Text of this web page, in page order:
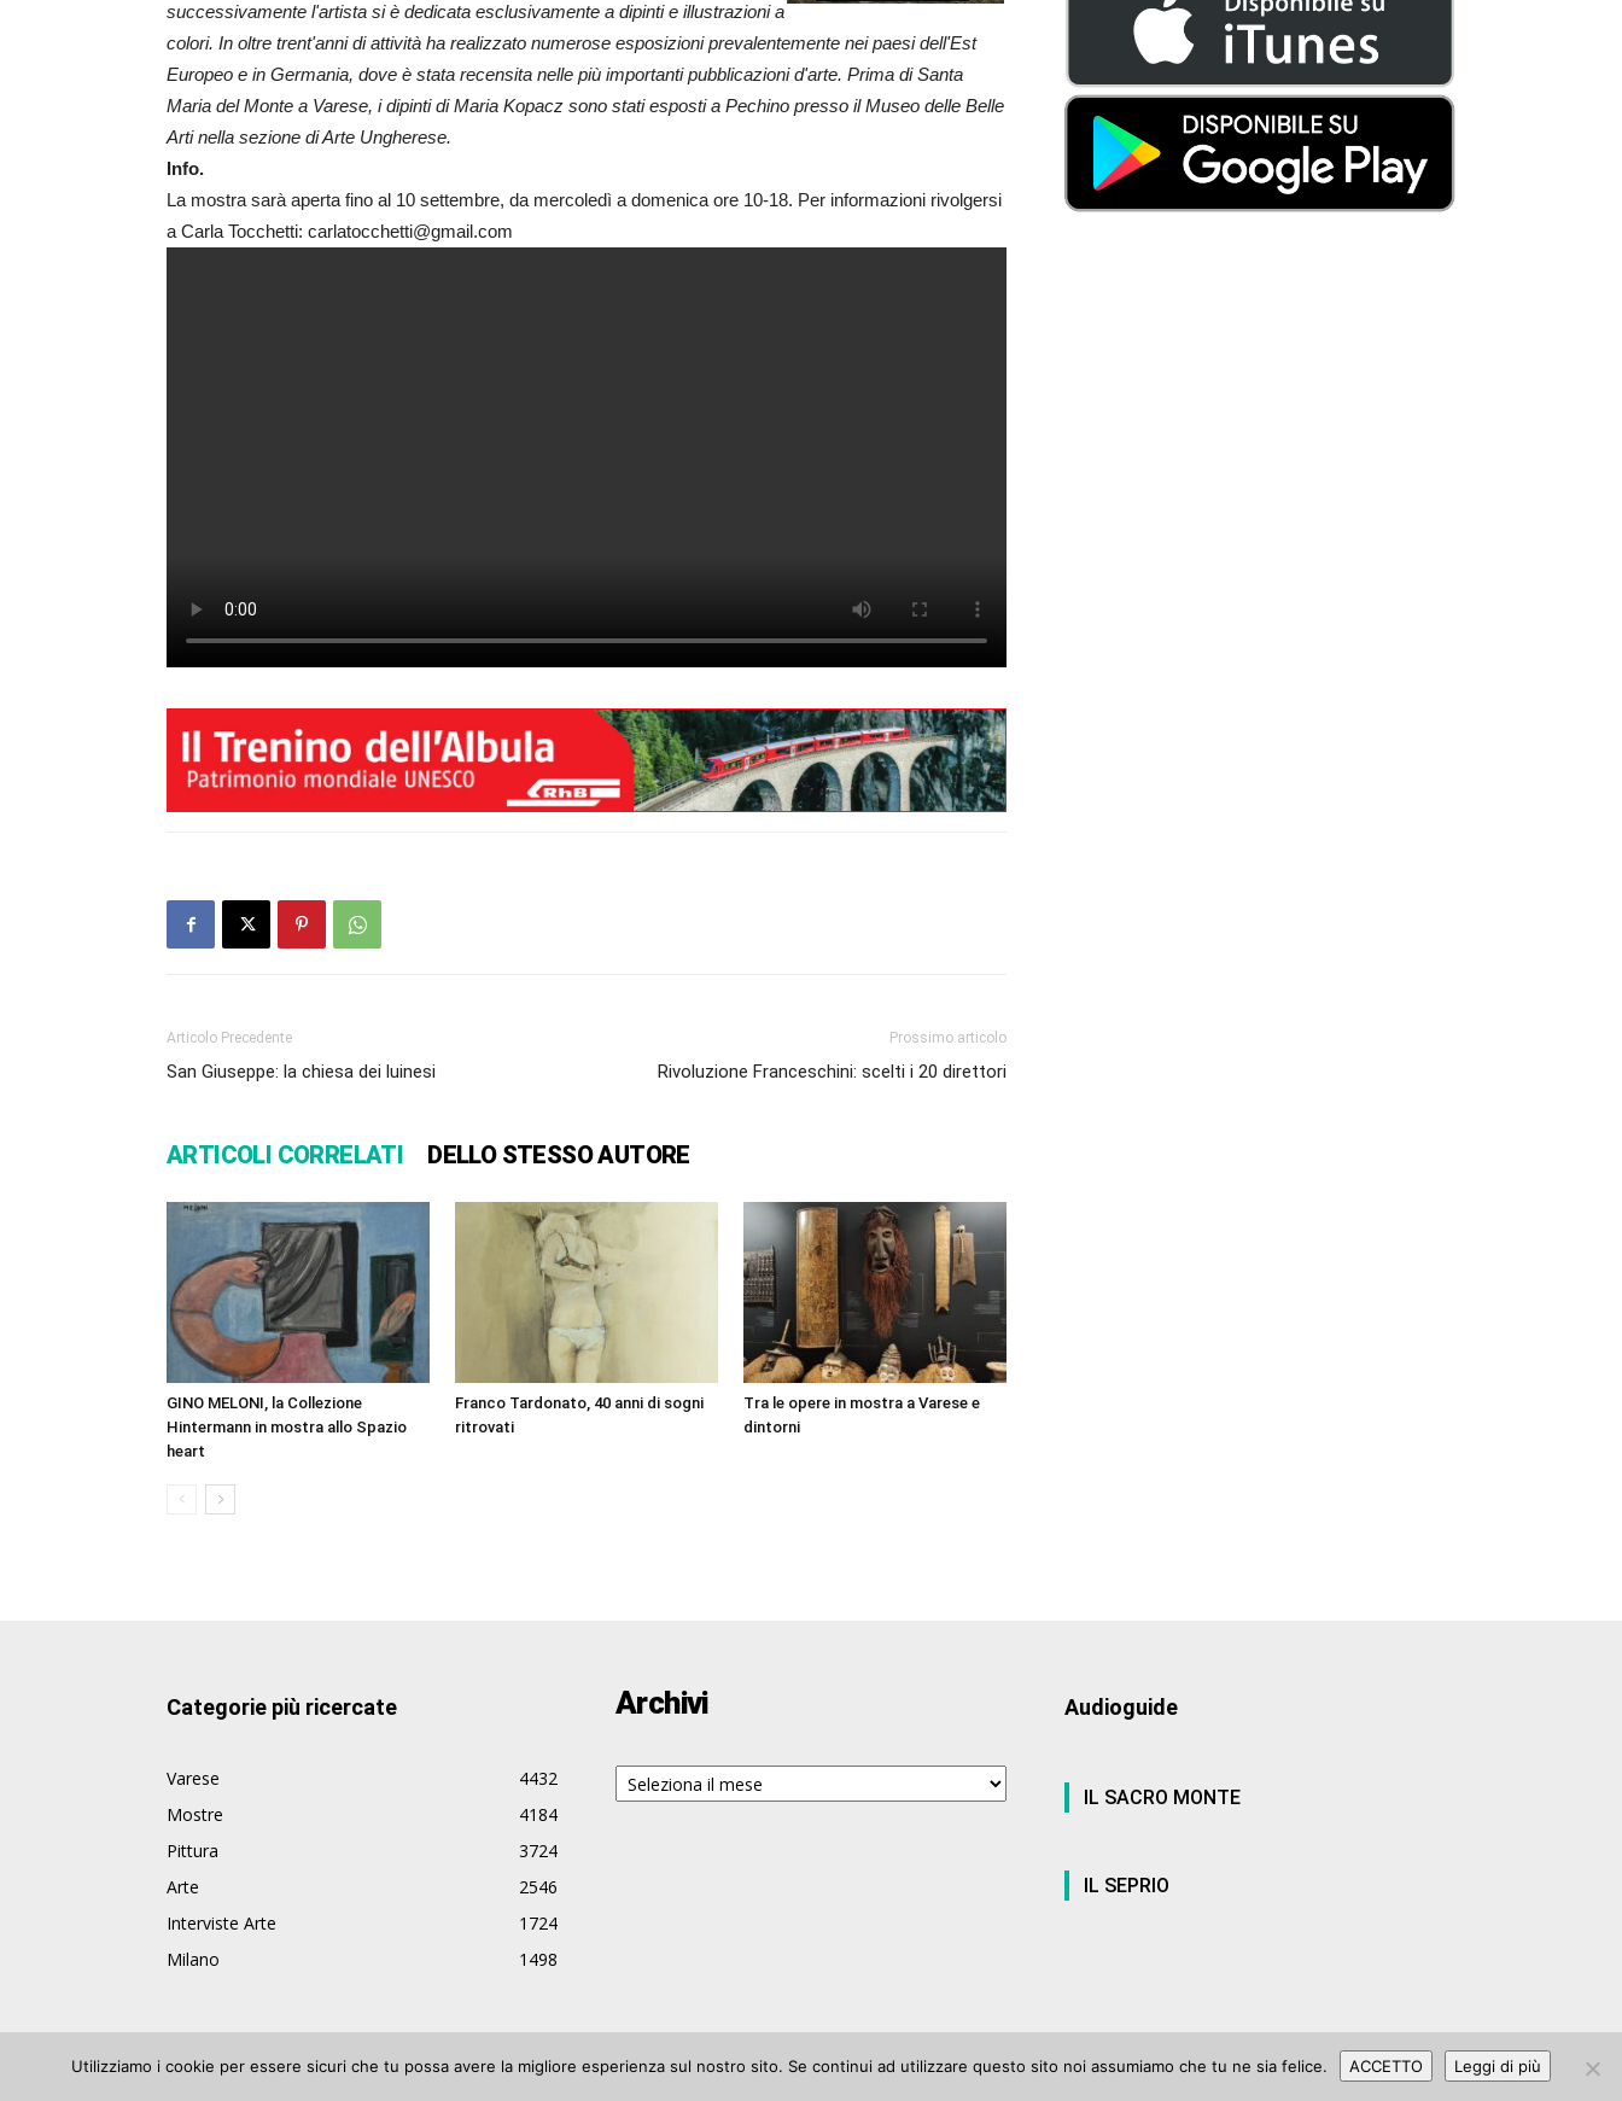
successivamente l'artista si è dedicata esclusivamente a dipinti e illustrazioni a
colori. In oltre trent'anni di attività ha realizzato numerose esposizioni prevalentemente nei paesi dell'Est
Europeo e in Germania, dove è stata recensita nelle più importanti pubblicazioni d'arte. Prima di Santa
Maria del Monte a Varese, i dipinti di Maria Kopacz sono stati esposti a Pechino presso il Museo delle Belle
Arti nella sezione di Arte Ungherese.
Info.
La mostra sarà aperta fino al 10 settembre, da mercoledì a domenica ore 10-18. Per informazioni rivolgersi
a Carla Tocchetti: carlatocchetti@gmail.com
Articolo Precedente
San Giuseppe: la chiesa dei luinesi
Prossimo articolo
Rivoluzione Franceschini: scelti i 20 direttori
ARTICOLI CORRELATI DELLO STESSO AUTORE
GINO MELONI, la Collezione
Hintermann in mostra allo Spazio
heart
Franco Tardonato, 40 anni di sogni
ritrovati
Tra le opere in mostra a Varese e
dintorni
Categorie più ricercate
Varese
4432
Mostre
4184
Pittura
3724
Arte
2546
Interviste Arte
1724
Milano
1498
Archivi
Archivi
Audioguide
IL SACRO MONTE
IL SEPRIO
© ArteVarese.com by - © 2007 - P.I. 03063680122 Iscrizione n° 906 del Registro Stampa del Tribunale di Varese del 17 luglio 2006 |
Utilizziamo i cookie per essere sicuri che tu possa avere la migliore esperienza sul nostro sito. Se continui ad utilizzare questo sito noi assumiamo che tu ne sia felice. ACCETTO Leggi di più